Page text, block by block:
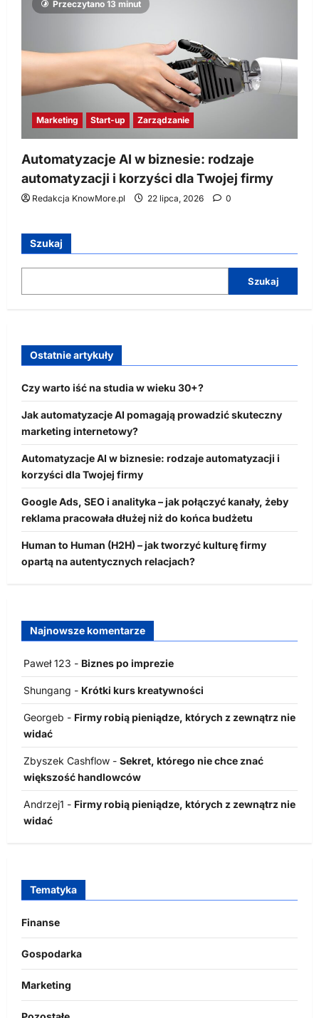
Przeczytano 13 minut
Marketing Start-up Zarządzanie
Automatyzacje AI w biznesie: rodzaje
automatyzacji i korzyści dla Twojej firmy
Redakcja KnowMore.pl 22 lipca, 2026 0
Szukaj
Szukaj
Ostatnie artykuły
Czy warto iść na studia w wieku 30+?
Jak automatyzacje AI pomagają prowadzić skuteczny
marketing internetowy?
Automatyzacje AI w biznesie: rodzaje automatyzacji i
korzyści dla Twojej firmy
Google Ads, SEO i analityka – jak połączyć kanały, żeby
reklama pracowała dłużej niż do końca budżetu
Human to Human (H2H) – jak tworzyć kulturę firmy
opartą na autentycznych relacjach?
Najnowsze komentarze
Paweł 123 - Biznes po imprezie
Shungang - Krótki kurs kreatywności
Georgeb - Firmy robią pieniądze, których z zewnątrz nie
widać
Zbyszek Cashflow - Sekret, którego nie chce znać
większość handlowców
Andrzej1 - Firmy robią pieniądze, których z zewnątrz nie
widać
Tematyka
Finanse
Gospodarka
Marketing